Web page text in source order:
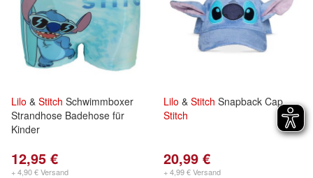
Lilo & Stitch Schwimmboxer
Strandhose Badehose für
Kinder
12,95 €
+ 4,90 € Versand
Lilo & Stitch Snapback Cap
Stitch
20,99 €
+ 4,99 € Versand